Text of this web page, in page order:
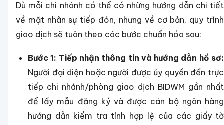
Dù mỗi chi nhánh có thể có những hướng dẫn chi tiết
về mặt nhân sự tiếp đón, nhưng về cơ bản, quy trình
giao dịch sẽ tuân theo các bước chuẩn hóa sau:
Bước 1: Tiếp nhận thông tin và hướng dẫn hồ sơ:
Người đại diện hoặc người được ủy quyền đến trực
tiếp chi nhánh/phòng giao dịch BIDWM gần nhất
để lấy mẫu đăng ký và được cán bộ ngân hàng
hướng dẫn kiểm tra tính hợp lệ của các giấy tờ